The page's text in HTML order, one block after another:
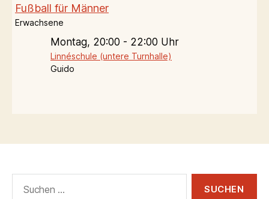
Fußball für Männer
Erwachsene
Montag, 20:00 - 22:00 Uhr
Linnéschule (untere Turnhalle)
Guido
nach: